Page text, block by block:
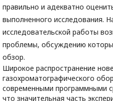
правильно и адекватно
выполненного исследования.
исследовательской работы
проблемы, обсуждению
обзор.
Широкое распространение
газохроматографического
современными программными
что значительная часть